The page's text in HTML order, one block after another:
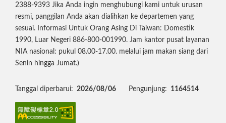
2388-9393 Jika Anda ingin menghubungi kami untuk urusan
resmi, panggilan Anda akan dialihkan ke departemen yang
sesuai. Informasi Untuk Orang Asing Di Taiwan: Domestik
1990, Luar Negeri 886-800-001990. Jam kantor pusat layanan
NIA nasional: pukul 08.00-17.00. melalui jam makan siang dari
Senin hingga Jumat.)
Tanggal diperbarui: 2026/08/06 Pengunjung: 1164514